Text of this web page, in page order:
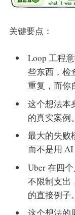
关键要点：
Loop 工程
些东西，检
重复，而你
这个想法本
的真实案例
最大的失败
而不是用 AI
Uber 在四
不限制支出
的直接例子。